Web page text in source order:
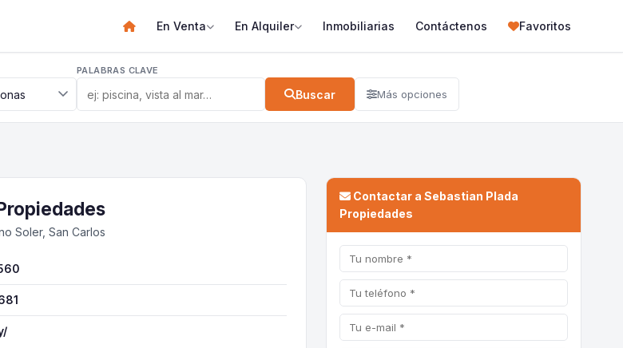
En Venta En Alquiler Inmobiliarias Contáctenos Favoritos
PALABRAS CLAVE
Buscar Más opciones
Soler, San Carlos
Contactar a Sebastian Plada
Propiedades